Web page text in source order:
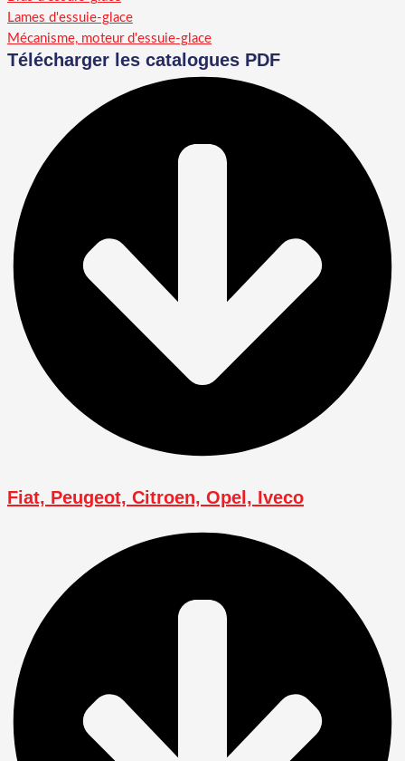
Lames d'essuie-glace
Mécanisme, moteur d'essuie-glace
Télécharger les catalogues PDF
Fiat, Peugeot, Citroen, Opel, Iveco